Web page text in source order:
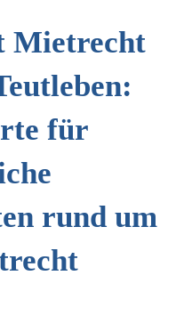
Mietrecht
für
rund um